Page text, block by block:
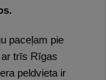
paceļam pie
trīs Rīgas
peldvieta ir